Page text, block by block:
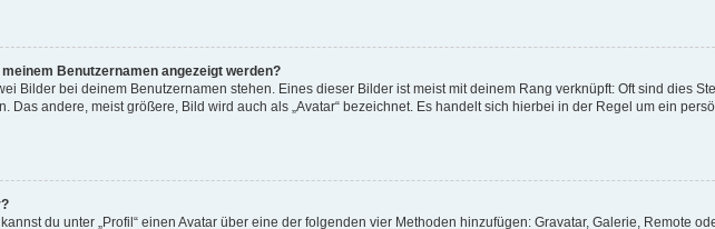
Benutzernamen angezeigt werden?
Bilder bei deinem Benutzernamen stehen. Eines dieser Bilder ist meist mit deinem Rang verknüpft: Oft sind dies
Das andere, meist größere, Bild wird auch als „Avatar“ bezeichnet. Es handelt sich hierbei in der Regel um ein
du unter „Profil“ einen Avatar über eine der folgenden vier Methoden hinzufügen: Gravatar, Galerie, Remote